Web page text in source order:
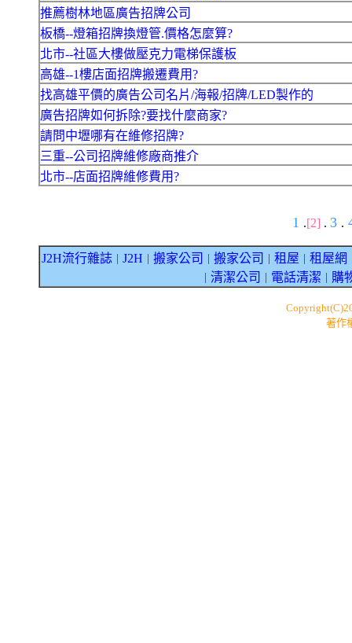
推薦樹林地區廣告招牌公司
板橋--燈箱招牌換燈管.價格怎麼算?
北市--社區大樓做壓克力電梯保護板
高雄--1樓店面招牌搬遷費用?
找高雄平價的廣告公司名片/海報/招牌/LED製作的
廣告招牌如何拆除?要找什麼商家?
請問中壢哪有在維修招牌?
三重--公司招牌維修廠商推介
北市--店面招牌維修費用?
1 .[2] . 3 .
J2H流行雜誌 J2H 搬家公司 搬家公司 租屋 租屋網
清潔公司 電話清潔 購
著作